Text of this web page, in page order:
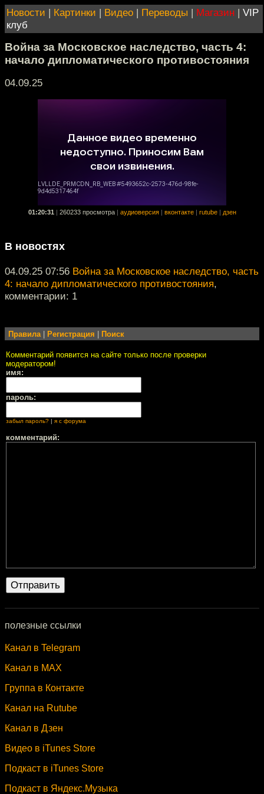
Новости | Картинки | Видео | Переводы | Магазин | VIP
клуб
Война за Московское наследство, часть 4:
начало дипломатического противостояния
04.09.25
01:20:31 260233 просмотра аудиоверсия вконтакте rutube дзен
В новостях
04.09.25 07:56 Война за Московское наследство, часть
4: начало дипломатического противостояния,
комментарии: 1
Правила| Регистрация Поиск
Комментарий появится на сайте только после проверки
модератором!
имя:
пароль:
забыл пароль? я с форума
комментарий:
полезные ссылки
Канал в Telegram
Канал в MAX
Группа в Контакте
Канал на Rutube
Канал в Дзен
Видео в iTunes Store
Подкаст в iTunes Store
Подкаст в Яндекс.Музыка